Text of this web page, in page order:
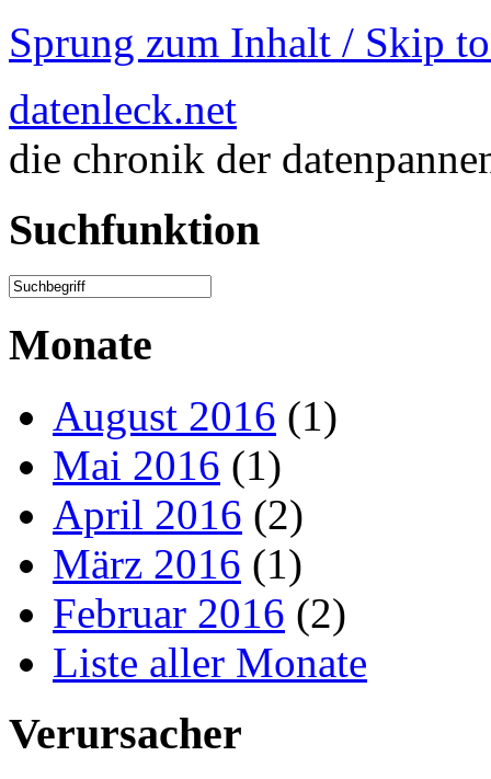
Sprung zum Inhalt / Skip
datenleck.net
die chronik der
Suchfunktion
Monate
August 2016 (1)
Mai 2016 (1)
April 2016 (2)
März 2016 (1)
Februar 2016 (2)
Liste aller Monate
Verursacher